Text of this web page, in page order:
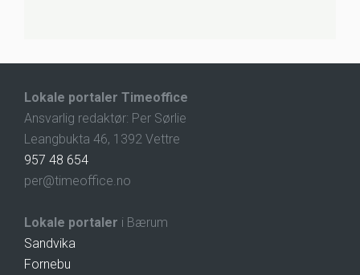
Lokale portaler Timeoffice
Ansvarlig redaktør: Per Sørlie
Leangbukta 46, 1392 Vettre
957 48 654
per@timeoffice.no
Lokale portaler i Bærum
Sandvika
Fornebu